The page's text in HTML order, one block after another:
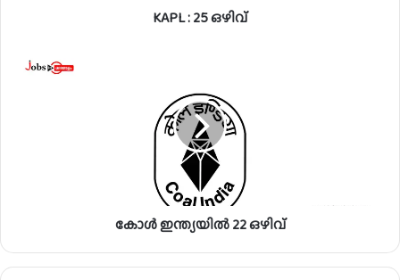
KAPL : 25 ഒഴിവ്
ൾ
കോൾ ഇന്ത്യയിൽ 22 ഒഴിവ്